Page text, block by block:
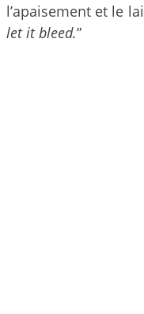
l’apaisement et le
let it bleed.”